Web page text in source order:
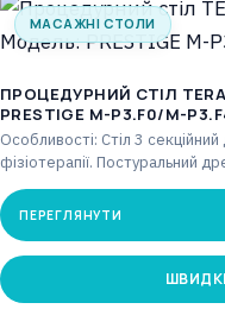
МАСАЖНІ СТОЛИ
ПРОЦЕДУРНИЙ СТІЛ
PRESTIGE М-P3.F0/М-
Особливості: Стіл 3
фізіотерапії. Постуральний
що керується…
ПЕРЕГЛЯНУТИ